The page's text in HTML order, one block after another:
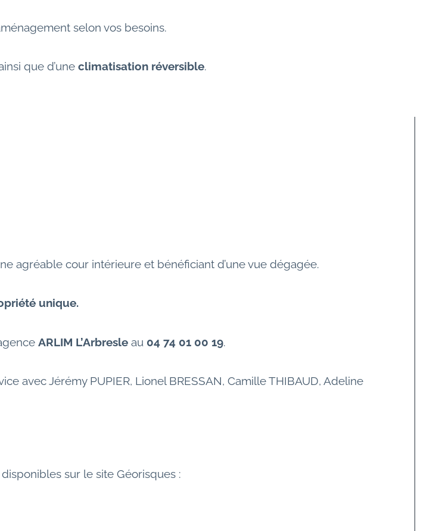
selon vos besoins.
que d’une climatisation réversible.
agréable cour intérieure et bénéficiant d’une vue dégagée.
unique.
ARLIM L’Arbresle au 04 74 01 00 19.
avec Jérémy PUPIER, Lionel BRESSAN, Camille THIBAUD, Adeline
sur le site Géorisques :